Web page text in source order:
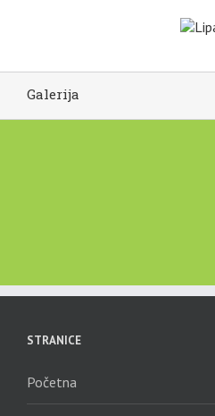
Galerija
STRANICE
Početna